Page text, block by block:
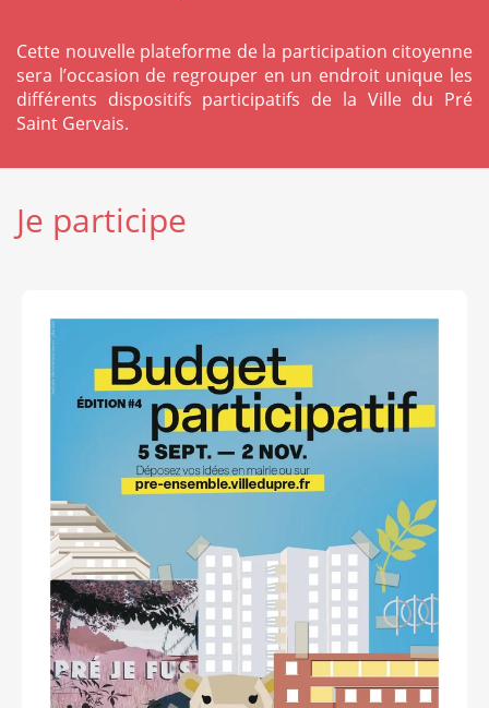
Cette nouvelle plateforme de la participation citoyenne
sera l’occasion de regrouper en un endroit unique les
différents dispositifs participatifs de la Ville du Pré
Saint Gervais.
Je participe